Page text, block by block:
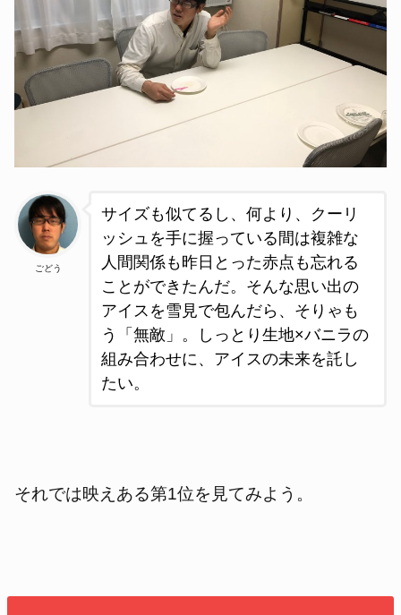
ごどう
サイズも似てるし、何より、クーリ
ッシュを手に握っている間は複雑な
人間関係も昨日とった赤点も忘れる
ことができたんだ。そんな思い出の
アイスを雪見で包んだら、そりゃも
う「無敵」。しっとり生地×バニラの
組み合わせに、アイスの未来を託し
たい。
それでは映えある第1位を見てみよう。